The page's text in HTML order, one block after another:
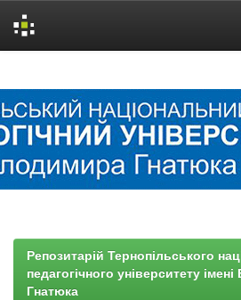
Репозитарій Тернопільського
педагогічного університету
Гнатюка